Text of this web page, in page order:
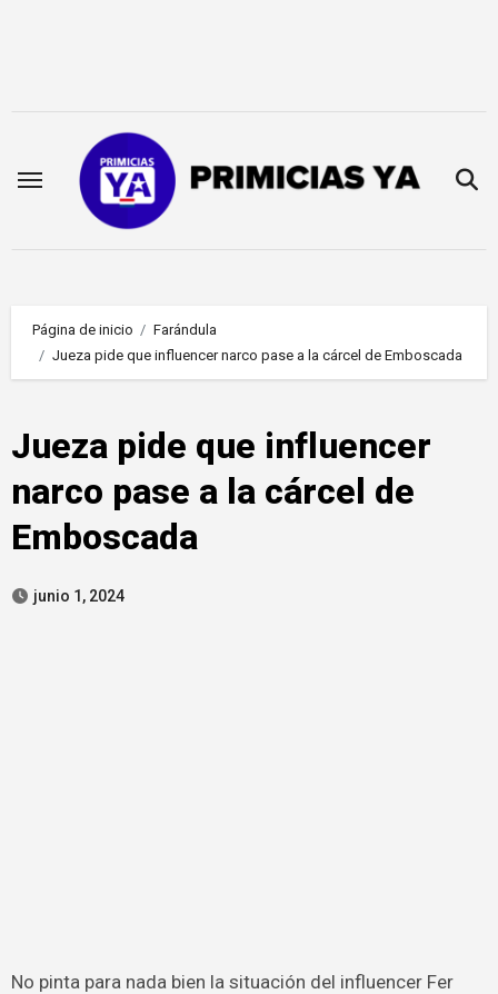
Página de inicio
Farándula
Jueza pide que influencer narco pase a la cárcel de Emboscada
Jueza pide que influencer
narco pase a la cárcel de
Emboscada
junio 1, 2024
No pinta para nada bien la situación del influencer Fer